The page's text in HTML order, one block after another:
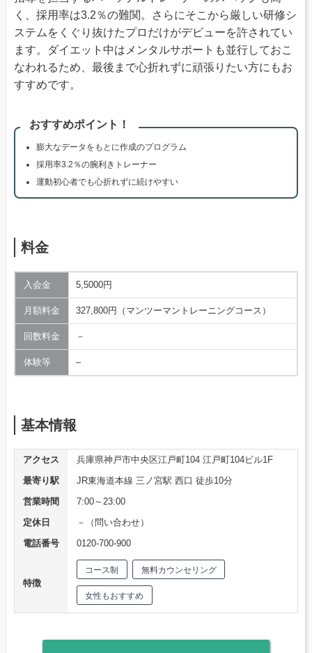
く、採用率は3.2％の難関。さらにそこから厳しい研修シ
ステムをくぐり抜けたプロだけがデビューを許されてい
ます。ダイエット中はメンタルサポートも並行しておこ
なわれるため、最後まで心折れずに頑張りたい方にもお
すすめです。
おすすめポイント！
膨大なデータをもとに作成のプログラム
採用率3.2％の腕利きトレーナー
運動初心者でも心折れずに続けやすい
料金
入会金 5,5000円
月額料金 327,800円（マンツーマントレーニングコース）
回数料金 －
体験等 –
基本情報
アクセス
兵庫県神戸市中央区江戸町104 江戸町104ビル1F
最寄り駅
JR東海道本線 三ノ宮駅 西口 徒歩10分
営業時間
7:00～23:00
定休日
－（問い合わせ）
電話番号
0120-700-900
特徴
コース制 無料カウンセリング
女性もおすすめ